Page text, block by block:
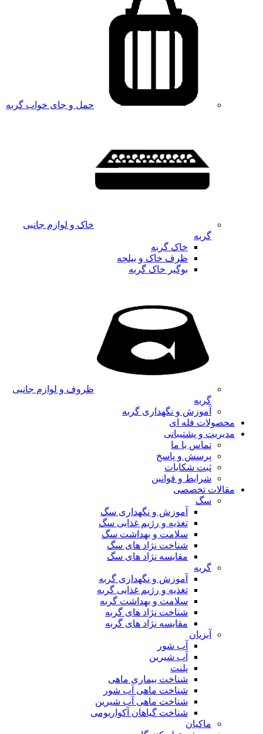
حمل و جای خواب گربه
خاک و لوازم جانبی
گربه
خاک گربه
ظرف خاک و بیلچه
بوگیر خاک گربه
ظروف و لوازم جانبی
گربه
آموزش و نگهداری گربه
محصولات فله ای
مدیریت و پشتیبانی
تماس با ما
پرسش و پاسخ
ثبت شکایات
شرایط و قوانین
مقالات تخصصی
سگ
آموزش و نگهداری سگ
تغذیه و رژیم غذایی سگ
سلامت و بهداشت سگ
شناخت نژاد های سگ
مقایسه نژاد های سگ
گربه
آموزش و نگهداری گربه
تغذیه و رژیم غذایی گربه
سلامت و بهداشت گربه
شناخت نژاد های گربه
مقایسه نژاد های گربه
آبزیان
آب شور
آب شیرین
پلنت
شناخت بیماری ماهی
شناخت ماهی آب شور
شناخت ماهی آب شیرین
شناخت گیاهان آکواریومی
ماکیان